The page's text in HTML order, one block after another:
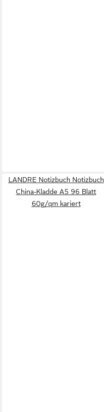
LANDRE Notizbuch Notizbuch
China-Kladde A5 96 Blatt
60g/qm kariert